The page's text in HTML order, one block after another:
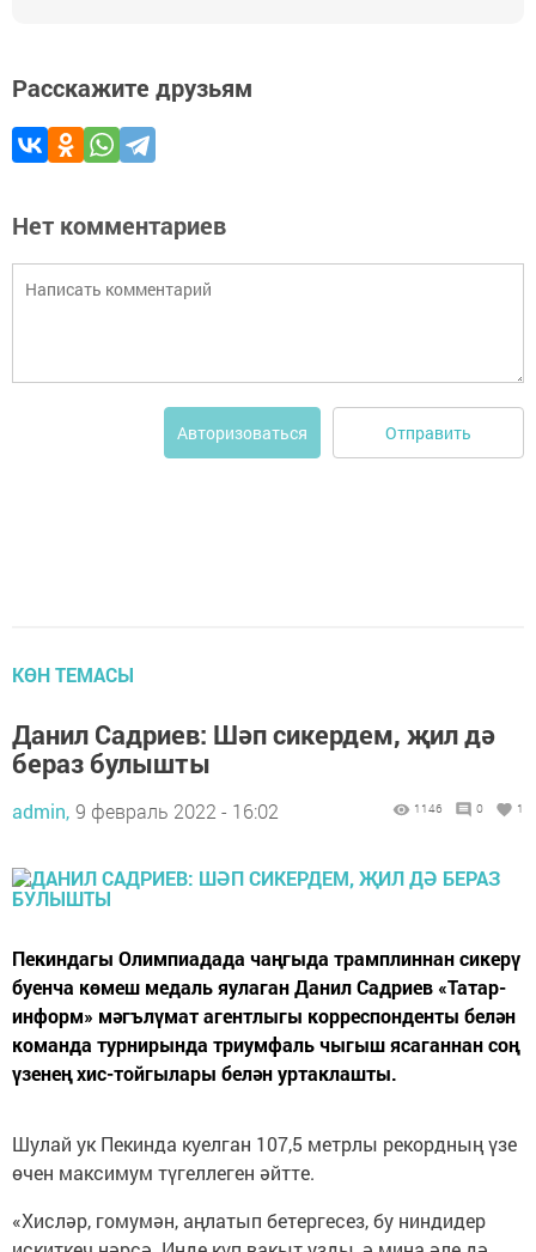
Расскажите друзьям
Нет комментариев
Авторизоваться Отправить
КӨН ТЕМАСЫ
Данил Садриев: Шәп сикердем, җил дә
бераз булышты
admin, 9 февраль 2022 - 16:02 1146 0 1
Пекиндагы Олимпиадада чаңгыда трамплиннан сикерү
буенча көмеш медаль яулаган Данил Садриев «Татар-
информ» мәгълүмат агентлыгы корреспонденты белән
команда турнирында триумфаль чыгыш ясаганнан соң
үзенең хис-тойгылары белән уртаклашты.
Шулай ук Пекинда куелган 107,5 метрлы рекордның үзе
өчен максимум түгеллеген әйтте.
«Хисләр, гомумән, аңлатып бетергесез, бу ниндидер